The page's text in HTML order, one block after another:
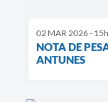
02 MAR 2026 -
NOTA DE
ANTUNES